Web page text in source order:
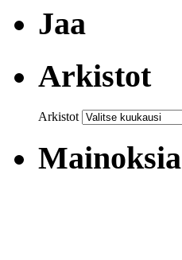
Jaa
Arkistot
Arkistot
Mainoksia